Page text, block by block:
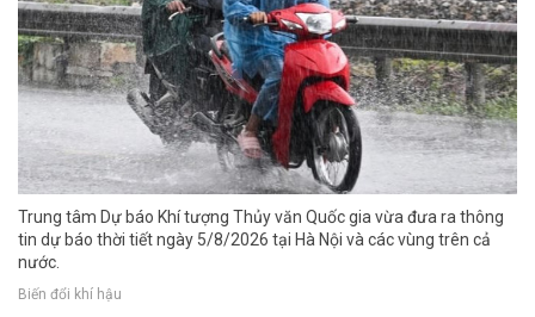
Trung tâm Dự báo Khí tượng Thủy văn Quốc gia vừa đưa ra thông
tin dự báo thời tiết ngày 5/8/2026 tại Hà Nội và các vùng trên cả
nước.
Biến đổi khí hậu